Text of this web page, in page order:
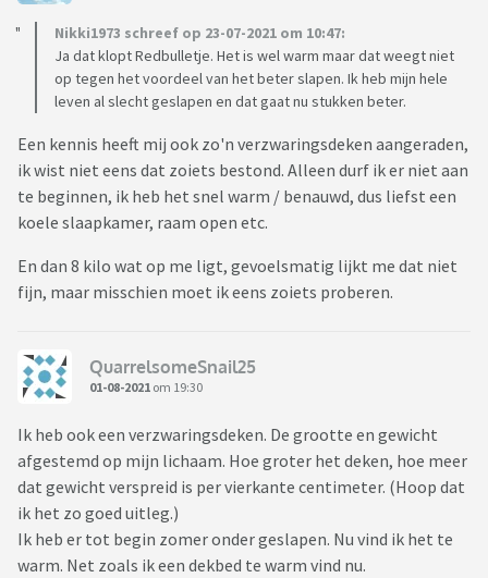
Nikki1973 schreef op 23-07-2021 om 10:47:
Ja dat klopt Redbulletje. Het is wel warm maar dat weegt niet
op tegen het voordeel van het beter slapen. Ik heb mijn hele
leven al slecht geslapen en dat gaat nu stukken beter.
Een kennis heeft mij ook zo'n verzwaringsdeken aangeraden,
ik wist niet eens dat zoiets bestond. Alleen durf ik er niet aan
te beginnen, ik heb het snel warm / benauwd, dus liefst een
koele slaapkamer, raam open etc.
En dan 8 kilo wat op me ligt, gevoelsmatig lijkt me dat niet
fijn, maar misschien moet ik eens zoiets proberen.
QuarrelsomeSnail25
01-08-2021 om 19:30
Ik heb ook een verzwaringsdeken. De grootte en gewicht
afgestemd op mijn lichaam. Hoe groter het deken, hoe meer
dat gewicht verspreid is per vierkante centimeter. (Hoop dat
ik het zo goed uitleg.)
Ik heb er tot begin zomer onder geslapen. Nu vind ik het te
warm. Net zoals ik een dekbed te warm vind nu.